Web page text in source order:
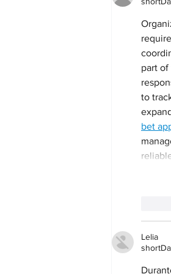
part
to
bet
Lelia